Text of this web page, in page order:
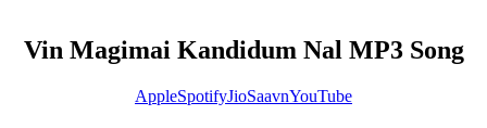
Vin Magimai Kandidum Nal MP3 Song
AppleSpotifyJioSaavnYouTube